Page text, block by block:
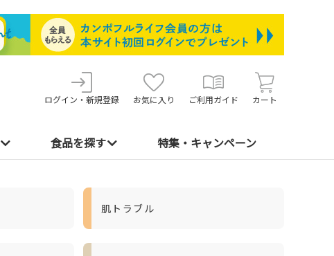
ログイン・新規登録 お気に入り ご利用ガイド カート
食品を探す 特集・キャンペーン
肌トラブル